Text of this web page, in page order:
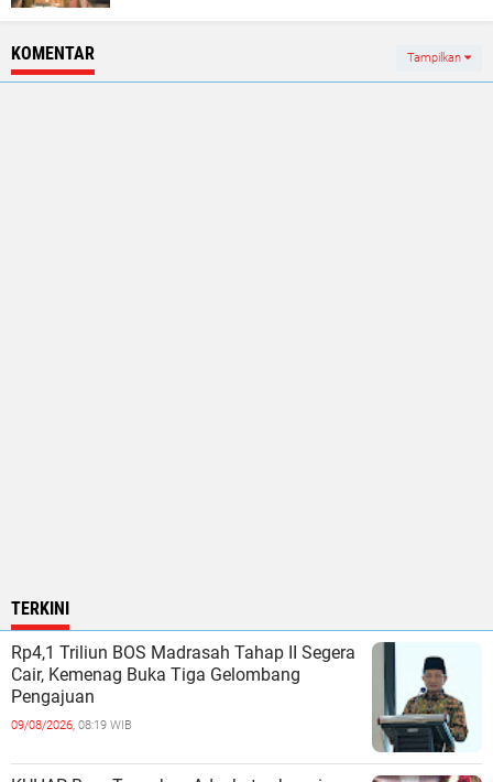
KOMENTAR Tampilkan
TERKINI
Rp4,1 Triliun BOS Madrasah Tahap II Segera
Cair, Kemenag Buka Tiga Gelombang
Pengajuan
09/08/2026, 08:19 WIB